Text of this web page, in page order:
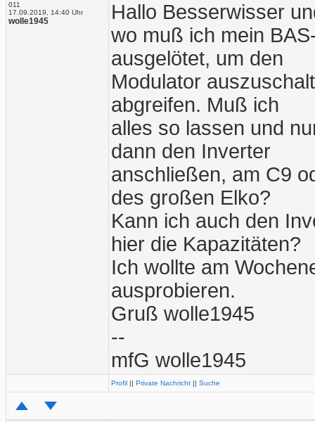
011
17.09.2019, 14:40 Uhr
wolle1945
Hallo Besserwisser
wo muß ich mein
ausgelötet, um den
Modulator
abgreifen. Muß ich
alles so lassen und
dann den Inverter
anschließen, am C9
des großen Elko?
Kann ich auch den
hier die Kapazitäten?
Ich wollte am
ausprobieren.
Gruß wolle1945
--
mfG wolle1945
Profil || Private Nachricht || Suche